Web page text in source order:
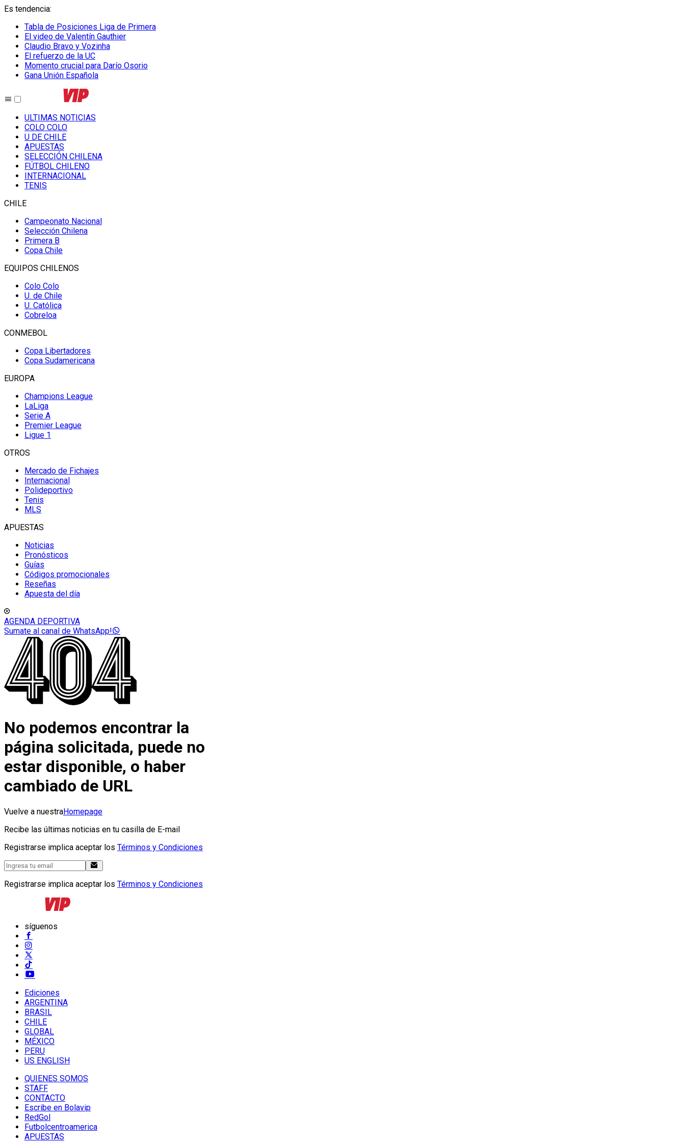
Es tendencia:
Tabla de Posiciones Liga de Primera
El video de Valentín Gauthier
Claudio Bravo y Vozinha
El refuerzo de la UC
Momento crucial para Darío Osorio
Gana Unión Española
ULTIMAS NOTICIAS
COLO COLO
U DE CHILE
APUESTAS
SELECCIÓN CHILENA
FÚTBOL CHILENO
INTERNACIONAL
TENIS
CHILE
Campeonato Nacional
Selección Chilena
Primera B
Copa Chile
EQUIPOS CHILENOS
Colo Colo
U. de Chile
U. Católica
Cobreloa
CONMEBOL
Copa Libertadores
Copa Sudamericana
EUROPA
Champions League
LaLiga
Serie A
Premier League
Ligue 1
OTROS
Mercado de Fichajes
Internacional
Polideportivo
Tenis
MLS
APUESTAS
Noticias
Pronósticos
Guías
Códigos promocionales
Reseñas
Apuesta del día
AGENDA DEPORTIVA
Sumate al canal de WhatsApp!
No podemos encontrar la
página solicitada, puede no
estar disponible, o haber
cambiado de URL
Vuelve a nuestraHomepage
Recibe las últimas noticias en tu casilla de E-mail
Registrarse implica aceptar los Términos y Condiciones
Registrarse implica aceptar los Términos y Condiciones
síguenos
Ediciones
ARGENTINA
BRASIL
CHILE
GLOBAL
MÉXICO
PERU
US ENGLISH
QUIENES SOMOS
STAFF
CONTACTO
Escribe en Bolavip
RedGol
Futbolcentroamerica
APUESTAS